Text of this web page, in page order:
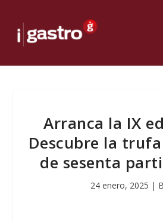
Arranca la IX
Descubre la
de sesenta
24 enero, 2025 |